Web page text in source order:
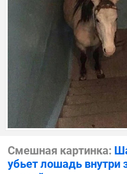
Смешная картинка:
убьет лошадь внутри